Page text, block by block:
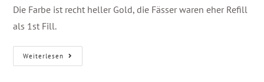
Die Farbe ist recht heller Gold, die Fässer waren eher Refill
als 1st Fill.
Weiterlesen